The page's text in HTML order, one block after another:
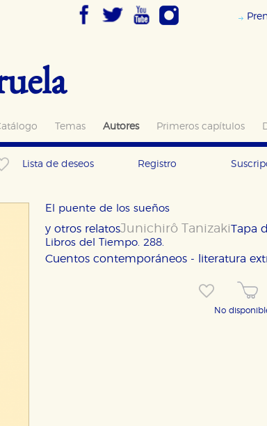
Temas Autores Primeros capítulos
Lista de deseos Registro
El puente de los sueños
y otros relatosJunichirô Tanizaki
Libros del Tiempo. 288.
Tapa
Cuentos contemporáneos - literatura
No